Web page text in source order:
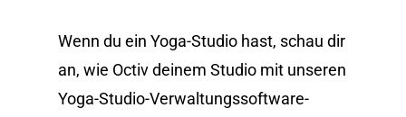
Wenn du ein Yoga-Studio hast, schau dir
an, wie Octiv deinem Studio mit unseren
Yoga-Studio-Verwaltungssoftware-